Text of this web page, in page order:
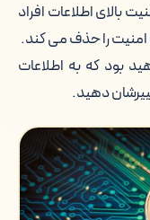
بالای اطلاعات افراد
امنیت را حذف می کند.
بود که به اطلاعات
دهید.